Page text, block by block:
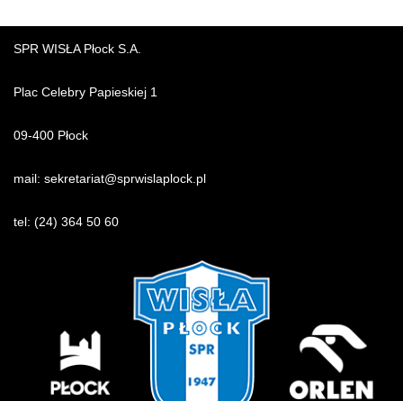
SPR WISŁA Płock S.A.
Plac Celebry Papieskiej 1
09-400 Płock
mail: sekretariat@sprwislaplock.pl
tel: (24) 364 50 60